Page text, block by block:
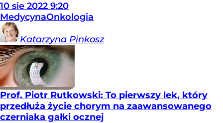
10 sie 2022 9:20
MedycynaOnkologia
Katarzyna Pinkosz
Prof. Piotr Rutkowski: To pierwszy lek, który
przedłuża życie chorym na zaawansowanego
czerniaka gałki ocznej